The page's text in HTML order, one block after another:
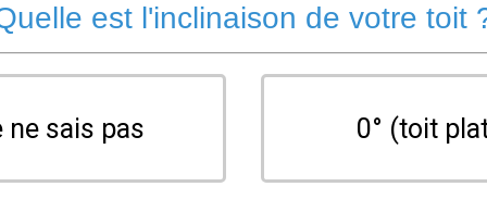
est l'inclinaison de votre toit
ne sais pas 0° (toit